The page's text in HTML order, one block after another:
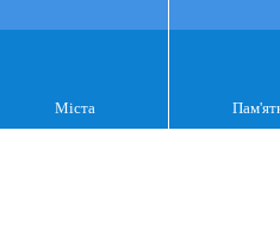
Міста